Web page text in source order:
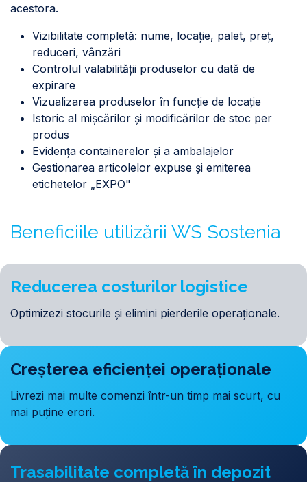
acestora.
Vizibilitate completă: nume, locație, palet, preț,
reduceri, vânzări
Controlul valabilității produselor cu dată de
expirare
Vizualizarea produselor în funcție de locație
Istoric al mișcărilor și modificărilor de stoc per
produs
Evidența containerelor și a ambalajelor
Gestionarea articolelor expuse și emiterea
etichetelor „EXPO"
Beneficiile utilizării WS Sostenia
Reducerea costurilor logistice
Optimizezi stocurile și elimini pierderile operaționale.
Trasabilitate completă în depozit
Creșterea eficienței operaționale
Livrezi mai multe comenzi într-un timp mai scurt, cu
mai puține erori.